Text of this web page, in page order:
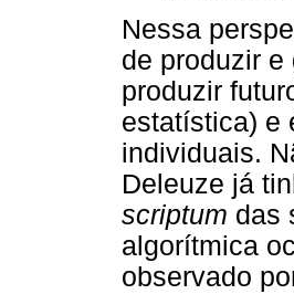
Nessa
de produzir
produzir
estatística) e
individuais.
Deleuze já
scriptum das
algorítmica
observado